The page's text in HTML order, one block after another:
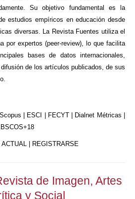
Su objetivo fundamental es la
estudios empíricos en educación desde
diversas. La Revista Fuentes utiliza el
por expertos (peer-review), lo que facilita
bases de datos internacionales,
de los artículos publicados, de sus
Scopus | ESCI | FECYT | Dialnet Métricas |
ACTUAL REGISTRARSE
de Imagen, Artes
y Social